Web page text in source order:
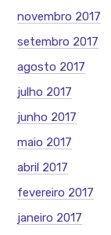
novembro 2017
setembro 2017
agosto 2017
julho 2017
junho 2017
maio 2017
abril 2017
fevereiro 2017
janeiro 2017